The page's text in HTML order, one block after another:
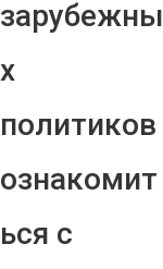
зарубежны
х
политиков
ознакомит
ься с